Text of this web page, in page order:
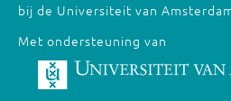
bij de Universiteit van
Met ondersteuning van